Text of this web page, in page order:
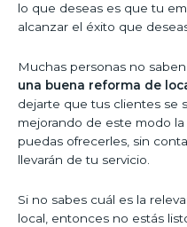
lo que deseas es que tu
alcanzar el éxito que
Muchas personas no saben
una buena reforma de
dejarte que tus clientes se
mejorando de este modo
puedas ofrecerles, sin
llevarán de tu servicio.
Si no sabes cuál es la
local, entonces no estás